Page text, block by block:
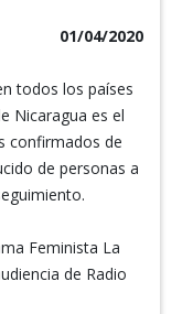
01/04/2020
todos los países
Nicaragua es el
confirmados de
de personas a
Feminista La
de Radio